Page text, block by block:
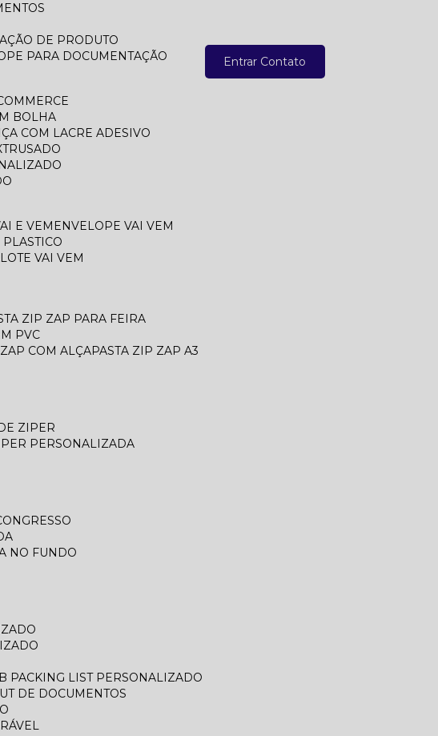
DE PRODUTO
PARA DOCUMENTAÇÃO
BOLHA
COM LACRE ADESIVO
E VEM
ENVELOPE VAI VEM
PLASTICO
VAI VEM
ZIP ZAP PARA FEIRA
PVC
ZAP COM ALÇA PASTA ZIP ZAP A3
DE ZIPER
PERSONALIZADA
NO FUNDO
PACKING LIST PERSONALIZADO
DE DOCUMENTOS
Entrar Contato